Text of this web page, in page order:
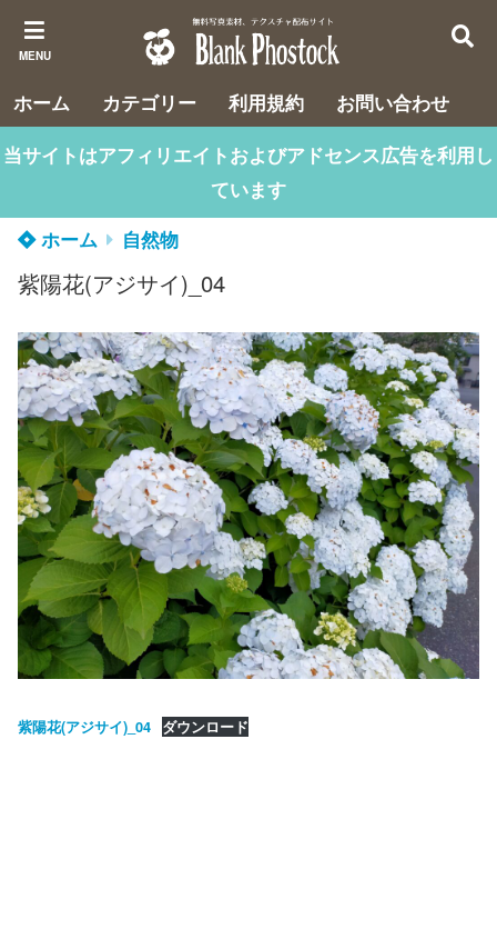
MENU
ホーム カテゴリー 利用規約
お問い合わせ
当サイトはアフィリエイトおよびアドセンス広告を利用し
ています
ホーム
自然物
紫陽花(アジサイ)_04
紫陽花(アジサイ)_04 ダウンロード